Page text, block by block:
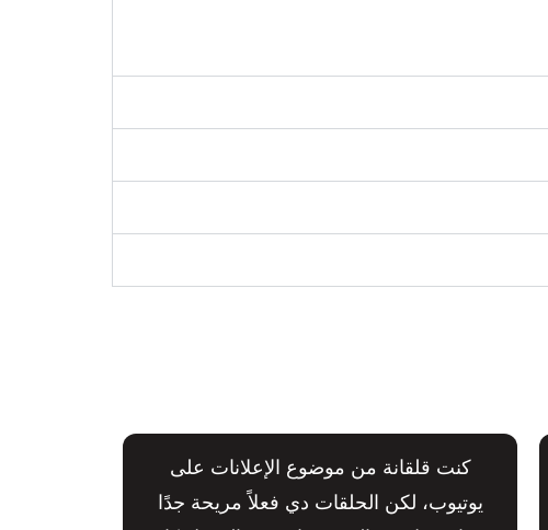
كنت قلقانة من موضوع الإعلانات على
يوتيوب، لكن الحلقات دي فعلاً مريحة جدًا